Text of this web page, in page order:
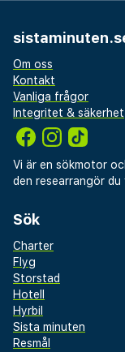
Om oss
Kontakt
Vanliga frågor
Integritet & säkerhet
Vi är en sökmotor
den researrangör
Sök
Charter
Flyg
Storstad
Hotell
Hyrbil
Sista minuten
Resmål